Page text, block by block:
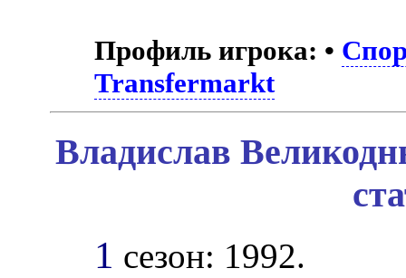
Профиль игрока: •
Transfermarkt
Владислав
1 сезон: 1992.